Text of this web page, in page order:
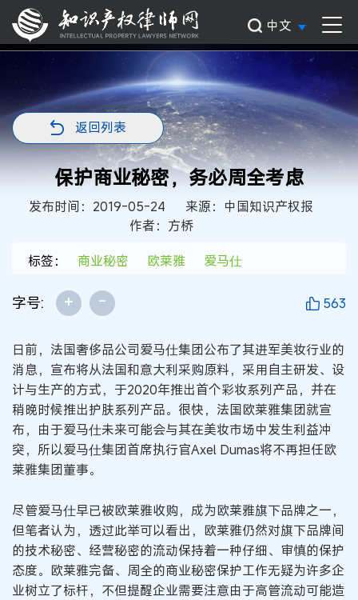
中文
返回列表
保护商业秘密，务必周全考虑
发布时间：2019-05-24
来源：中国知识产权报
作者：方桥
标签：
商业秘密 欧莱雅 爱马仕
字号: + - 563
日前，法国奢侈品公司爱马仕集团公布了其进军美妆行业的
消息，宣布将从法国和意大利采购原料，采用自主研发、设
计与生产的方式，于2020年推出首个彩妆系列产品，并在
稍晚时候推出护肤系列产品。很快，法国欧莱雅集团就宣
布，由于爱马仕未来可能会与其在美妆市场中发生利益冲
突，所以爱马仕集团首席执行官Axel Dumas将不再担任欧
莱雅集团董事。
尽管爱马仕早已被欧莱雅收购，成为欧莱雅旗下品牌之一，
但笔者认为，透过此举可以看出，欧莱雅仍然对旗下品牌间
的技术秘密、经营秘密的流动保持着一种仔细、审慎的保护
态度。欧莱雅完备、周全的商业秘密保护工作无疑为许多企
业树立了标杆，不但提醒企业需要注意由于高管流动可能造